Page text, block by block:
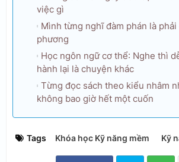
việc gì
Mình từng nghĩ đàm phán là
phương
Học ngôn ngữ cơ thể: Nghe thì
hành lại là chuyện khác
Từng đọc sách theo kiểu nhâm
không bao giờ hết một cuốn
Tags Khóa học Kỹ năng mềm Kỹ